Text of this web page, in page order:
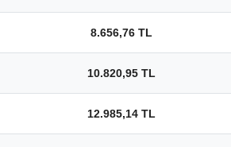
8.656,76 TL
10.820,95 TL
12.985,14 TL